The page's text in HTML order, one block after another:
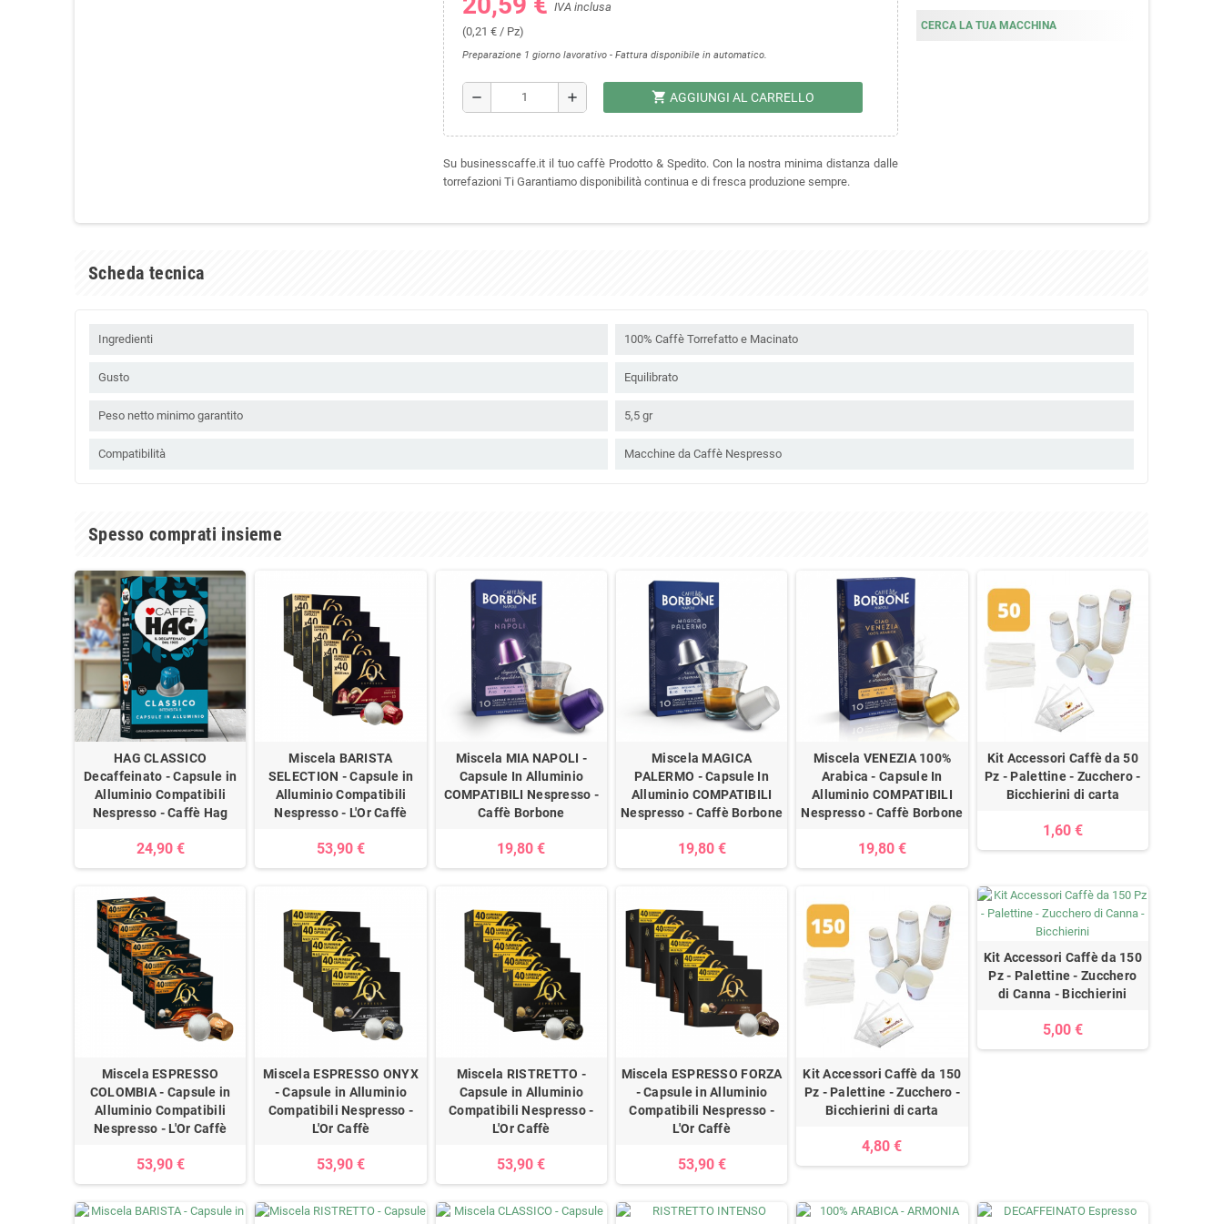
IVA inclusa
(0,21 € / Pz)
Preparazione 1 giorno lavorativo - Fattura disponibile in automatico.
remove add shopping_cart AGGIUNGI AL CARRELLO
Su businesscaffe.it il tuo caffè Prodotto & Spedito. Con la nostra minima distanza dalle
torrefazioni Ti Garantiamo disponibilità continua e di fresca produzione sempre.
CERCA LA TUA MACCHINA
Scheda tecnica
Ingredienti 100% Caffè Torrefatto e Macinato
Gusto Equilibrato
Peso netto minimo garantito 5,5 gr
Compatibilità Macchine da Caffè Nespresso
Spesso comprati insieme
HAG CLASSICO
Decaffeinato - Capsule in
Alluminio Compatibili
Nespresso - Caffè Hag
24,90 €
Miscela BARISTA
SELECTION - Capsule in
Alluminio Compatibili
Nespresso - L'Or Caffè
53,90 €
Miscela MIA NAPOLI -
Capsule In Alluminio
COMPATIBILI Nespresso -
Caffè Borbone
19,80 €
Miscela MAGICA
PALERMO - Capsule In
Alluminio COMPATIBILI
Nespresso - Caffè Borbone
19,80 €
Miscela VENEZIA 100%
Arabica - Capsule In
Alluminio COMPATIBILI
Nespresso - Caffè Borbone
19,80 €
Kit Accessori Caffè da 50
Pz - Palettine - Zucchero -
Bicchierini di carta
1,60 €
Miscela ESPRESSO
COLOMBIA - Capsule in
Alluminio Compatibili
Nespresso - L'Or Caffè
53,90 €
Miscela ESPRESSO ONYX
- Capsule in Alluminio
Compatibili Nespresso -
L'Or Caffè
53,90 €
Miscela RISTRETTO -
Capsule in Alluminio
Compatibili Nespresso -
L'Or Caffè
53,90 €
Miscela ESPRESSO FORZA
- Capsule in Alluminio
Compatibili Nespresso -
L'Or Caffè
53,90 €
Kit Accessori Caffè da 150
Pz - Palettine - Zucchero -
Bicchierini di carta
4,80 €
Kit Accessori Caffè da 150
Pz - Palettine - Zucchero
di Canna - Bicchierini
5,00 €